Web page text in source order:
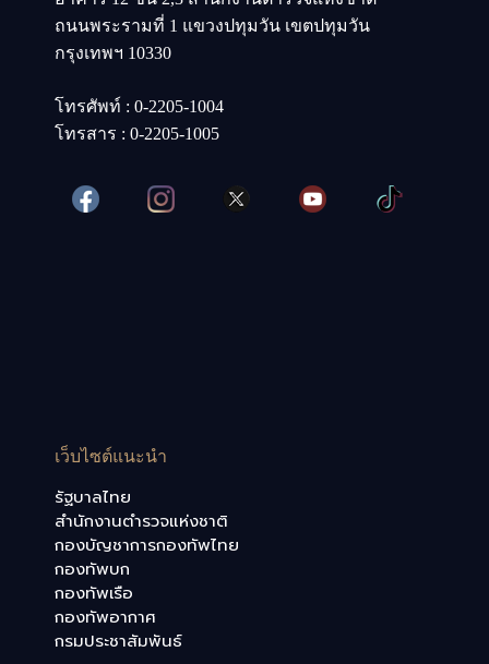
ถนนพระรามที่ 1 แขวงปทุมวัน เขตปทุมวัน
กรุงเทพฯ 10330
โทรศัพท์ : 0-2205-1004
โทรสาร : 0-2205-1005
เว็บไซต์แนะนำ
รัฐบาลไทย
สำนักงานตำรวจแห่งชาติ
กองบัญชาการกองทัพไทย
กองทัพบก
กองทัพเรือ
กองทัพอากาศ
กรมประชาสัมพันธ์